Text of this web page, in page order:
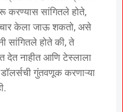
करण्यास सांगितले होते,
केला जाऊ शकतो, असे
सांगितले होते की, ते
देत नाहीत आणि टेस्लाला
गुंतवणूक करणाऱ्या